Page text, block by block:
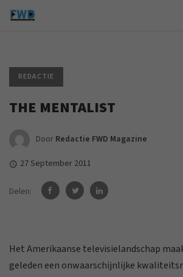
REDACTIE
THE MENTALIST
Door Redactie FWD Magazine
27 September 2011
Delen:
Het Amerikaanse televisielandschap
geleden een onwaarschijnlijke